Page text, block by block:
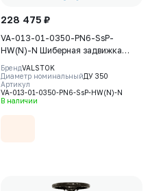
228 475 ₽
VA-013-01-0350-PN6-SsP-
HW(N)-N Шиберная задвижка
Valstok, серия VA, DN0350, PN6,
штурвал, невыдвижной шток,
корпус GJS-400-15 (GGG40), нож
AISI304, седловое уплотнение
БрендVALSTOK
Диаметр номинальныйДУ 350
Артикул
VA-013-01-0350-PN6-SsP-HW(N)-N
В наличии